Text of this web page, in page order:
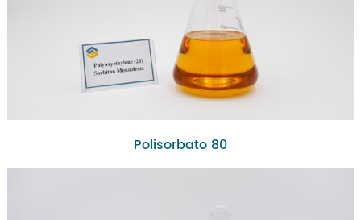
Polisorbato 80